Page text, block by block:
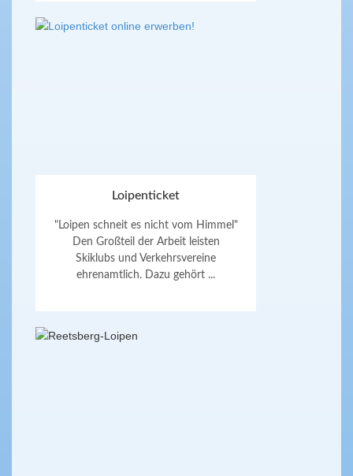
Loipenticket
"Loipen schneit es nicht vom Himmel"
Den Großteil der Arbeit leisten
Skiklubs und Verkehrsvereine
ehrenamtlich. Dazu gehört ...